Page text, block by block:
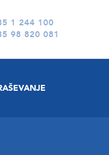
1 244 100
98 820 081